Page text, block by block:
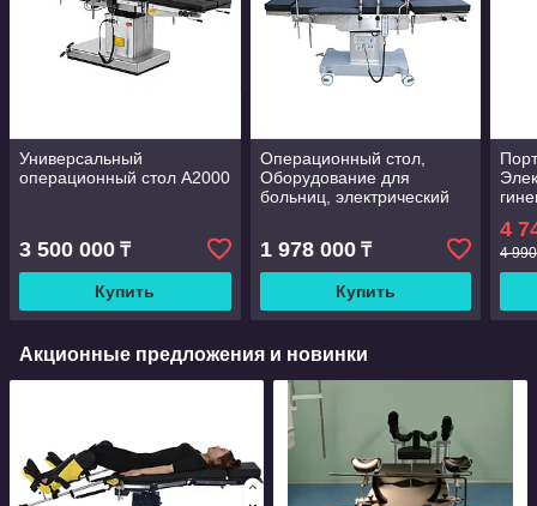
Универсальный
операционный стол A2000
3 500 000 ₸
Купить
Операционный стол,
Оборудование для
больниц, электрический
1 978 000₸
Купить
4
4
Акционные предложения и новинки